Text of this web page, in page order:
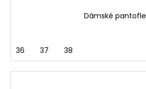
Dámské pantofle
36 37 38